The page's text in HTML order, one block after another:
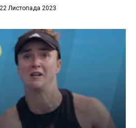
22 Листопада 2023